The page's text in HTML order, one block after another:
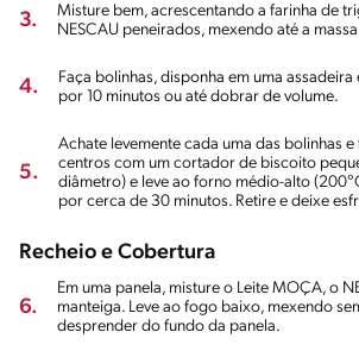
3.
Misture bem, acrescentando a farinha de
NESCAU peneirados, mexendo até a
4.
Faça bolinhas, disponha em uma
por 10 minutos ou até dobrar de volume.
5.
Achate levemente cada uma das bolinhas
centros com um cortador de biscoito
diâmetro) e leve ao forno médio-alto
por cerca de 30 minutos. Retire e deixe
Recheio e Cobertura
6.
Em uma panela, misture o Leite MOÇA, o
manteiga. Leve ao fogo baixo, mexendo
desprender do fundo da panela.